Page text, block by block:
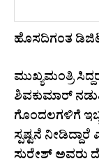
ಹೊಸದಿಗಂತ
ಮುಖ್ಯಮಂತ್ರಿ
ಶಿವಕುಮಾರ್
ಗೊಂದಲಗಳಿಗೆ
ಸ್ಪಷ್ಟನೆ
ಸುರೇಶ್